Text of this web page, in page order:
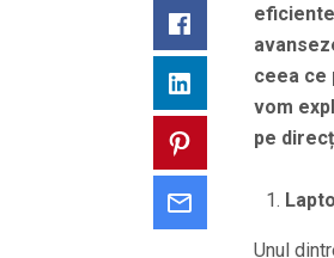
Facebook
LinkedIn
Pinterest
ceea ce
vom
pe
Unul